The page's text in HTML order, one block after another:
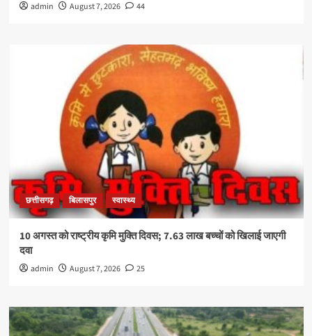
admin August 7, 2026 44
छत्तीसगढ़ बिलासपुर स्वास्थ्य
10 अगस्त को राष्ट्रीय कृमि मुक्ति दिवस; 7.63 लाख बच्चों को खिलाई जाएगी
दवा
admin August 7, 2026 25